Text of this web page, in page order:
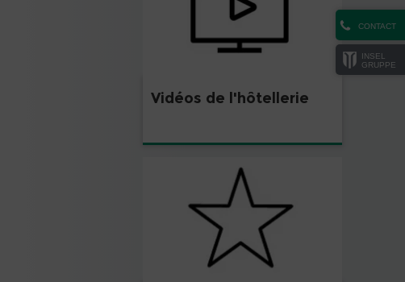
CONTACT
INSEL
GRUPPE
Vidéos de l'hôtellerie